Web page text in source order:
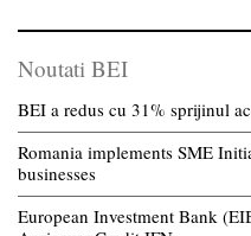
Noutati BEI
BEI a redus cu 31% sprijinul
Romania implements SME
businesses
European Investment Bank